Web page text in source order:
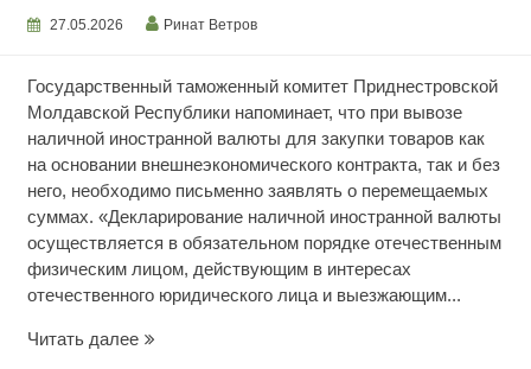
27.05.2026 Ринат Ветров
Государственный таможенный комитет Приднестровской
Молдавской Республики напоминает, что при вывозе
наличной иностранной валюты для закупки товаров как
на основании внешнеэкономического контракта, так и без
него, необходимо письменно заявлять о перемещаемых
суммах. «Декларирование наличной иностранной валюты
осуществляется в обязательном порядке отечественным
физическим лицом, действующим в интересах
отечественного юридического лица и выезжающим...
Читать далееПорядок